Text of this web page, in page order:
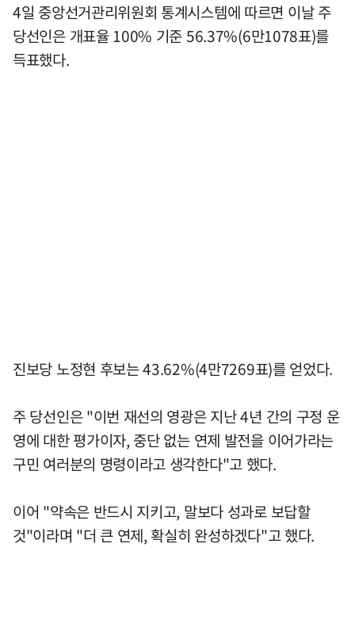
4일 중앙선거관리위원회 통계시스템에 따르면 이날 주
당선인은 개표율 100% 기준 56.37%(6만1078표)를
득표했다.
진보당 노정현 후보는 43.62%(4만7269표)를 얻었다.
주 당선인은 "이번 재선의 영광은 지난 4년 간의 구정 운
영에 대한 평가이자, 중단 없는 연제 발전을 이어가라는
구민 여러분의 명령이라고 생각한다"고 했다.
이어 "약속은 반드시 지키고, 말보다 성과로 보답할
것"이라며 "더 큰 연제, 확실히 완성하겠다"고 했다.